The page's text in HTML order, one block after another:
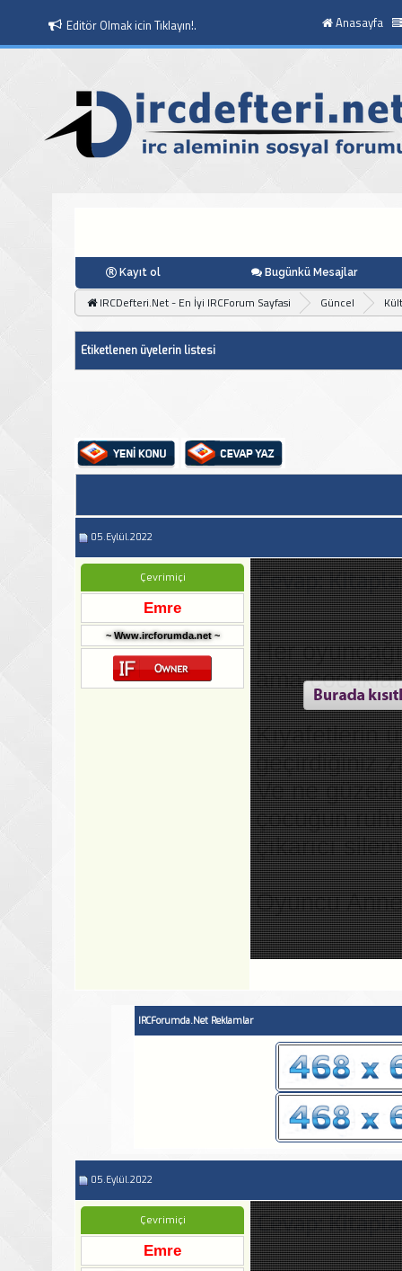
Moderatör Olmak icin Tıklayın!. Anasayfa
Kayıt ol Bugünkü Mesajlar
IRCDefteri.Net - En İyi IRCForum Sayfasi Güncel
Etiketlenen üyelerin listesi
05.Eylül.2022
Çevrimiçi
Emre
~ Www.ircforumda.net ~
Cevap:
Her
ama
Kıyafetlerin
geçirdiğiniz
Ve ne
çocuğun
çıkarıcı
Oyuncu
IRCForumda.Net Reklamlar
05.Eylül.2022
Çevrimiçi
Emre
Cevap: